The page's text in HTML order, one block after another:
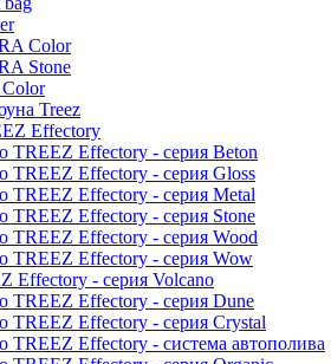
Color
Stone
Treez
Effectory
TREEZ Effectory - серия Beton
TREEZ Effectory - серия Gloss
TREEZ Effectory - серия Metal
TREEZ Effectory - серия Stone
TREEZ Effectory - серия Wood
TREEZ Effectory - серия Wow
Effectory - серия Volcano
TREEZ Effectory - серия Dune
TREEZ Effectory - серия Crystal
TREEZ Effectory - система автополива